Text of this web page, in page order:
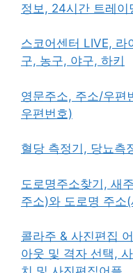
정보, 24시간 트레이
스코어센터 LIVE, 라
구, 농구, 야구, 하키
영문주소, 주소/우편
우편번호)
혈당 측정기, 당뇨측
도로명주소찾기, 새
주소)와 도로명 주소
콜라주 & 사진편집
아웃 및 격자 선택,